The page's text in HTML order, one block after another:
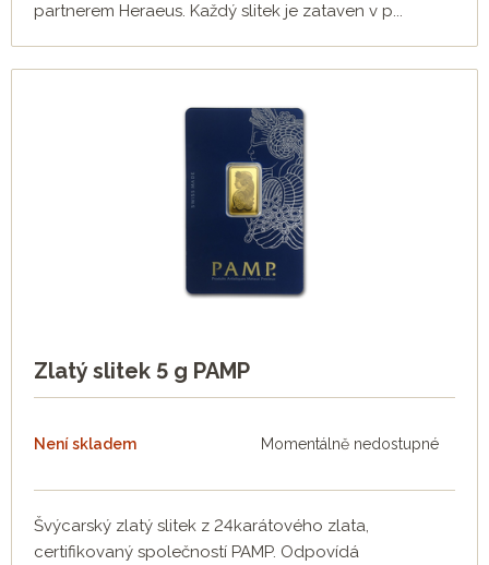
partnerem Heraeus. Každý slitek je zataven v p...
Zlatý slitek 5 g PAMP
Není skladem Momentálně nedostupné
Švýcarský zlatý slitek z 24karátového zlata,
certifikovaný společností PAMP. Odpovídá